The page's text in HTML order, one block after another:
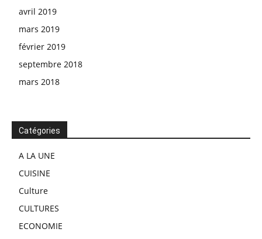
avril 2019
mars 2019
février 2019
septembre 2018
mars 2018
Catégories
A LA UNE
CUISINE
Culture
CULTURES
ECONOMIE